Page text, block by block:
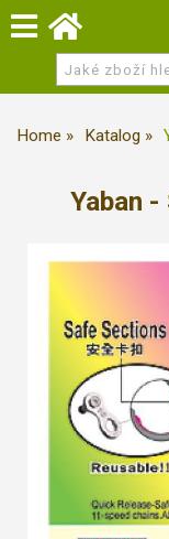
Home Katalog
Yaban